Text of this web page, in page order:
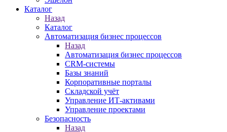
Каталог
Назад
Каталог
Автоматизация бизнес процессов
Назад
Автоматизация бизнес процессов
CRM-системы
Базы знаний
Корпоративные порталы
Складской учёт
Управление ИТ-активами
Управление проектами
Безопасность
Назад